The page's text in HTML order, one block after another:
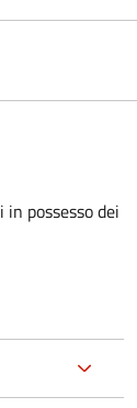
possesso dei